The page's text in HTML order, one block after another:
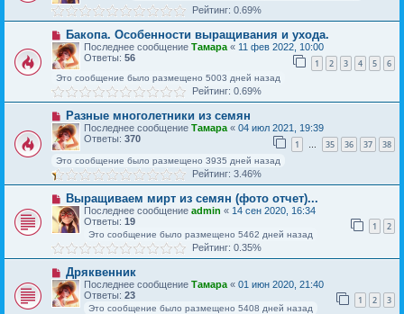
Рейтинг: 0.69%
Бакопа. Особенности выращивания и ухода.
Последнее сообщение Тамара « 11 фев 2022, 10:00
Ответы: 56 1 2 3 4 5 6
Это сообщение было размещено 5003 дней назад
Рейтинг: 0.69%
Разные многолетники из семян
Последнее сообщение Тамара « 04 июл 2021, 19:39
Ответы: 370 1 … 35 36 37 38
Это сообщение было размещено 3935 дней назад
Рейтинг: 3.46%
Выращиваем мирт из семян (фото отчет)...
Последнее сообщение admin « 14 сен 2020, 16:34
Ответы: 19 1 2
Это сообщение было размещено 5462 дней назад
Рейтинг: 0.35%
Дряквенник
Последнее сообщение Тамара « 01 июн 2020, 21:40
Ответы: 23 1 2 3
Это сообщение было размещено 5408 дней назад